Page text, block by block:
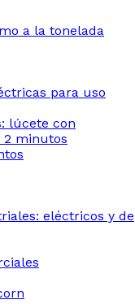
a la tonelada
para uso
lúcete con
2 minutos
eléctricos y de